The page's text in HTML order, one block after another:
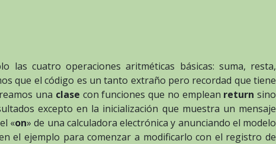
las cuatro operaciones aritméticas básicas: suma, resta,
que el código es un tanto extraño pero recordad que tiene
una clase con funciones que no emplean return sino
excepto en la inicialización que muestra un mensaje
«on» de una calculadora electrónica y anunciando el modelo
el ejemplo para comenzar a modificarlo con el registro de